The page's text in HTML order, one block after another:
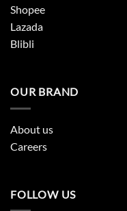
Shopee
Lazada
Blibli
OUR BRAND
About us
Careers
FOLLOW US